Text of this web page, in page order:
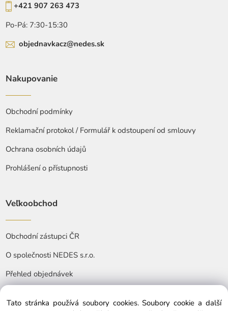
+421 907 263 473
Po-Pá: 7:30-15:30
objednavkacz@nedes.sk
Nakupovanie
Obchodní podmínky
Reklamační protokol / Formulář k odstoupení od smlouvy
Ochrana osobních údajů
Prohlášení o přístupnosti
Veľkoobchod
Obchodní zástupci ČR
O společnosti NEDES s.r.o.
Přehled objednávek
Tato stránka používá soubory cookies. Soubory cookie a další